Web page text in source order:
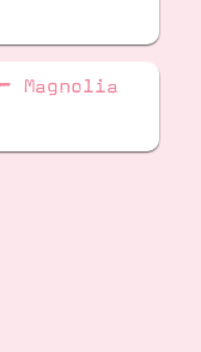
Magnolia